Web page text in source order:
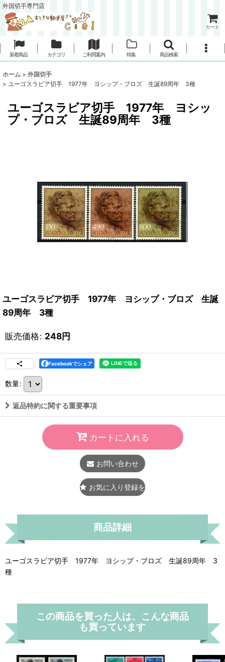
外国切手専門店
カート
新着商品 カテゴリ ご利用案内 特集 商品検索
ホーム > 外国切手
> ユーゴスラビア切手 1977年 ヨシップ・ブロズ 生誕89周年 3種
ユーゴスラビア切手 1977年 ヨシッ
プ・ブロズ 生誕89周年 3種
ユーゴスラビア切手 1977年 ヨシップ・ブロズ 生誕
89周年 3種
販売価格: 248円
Facebookでシェア
数量:
返品特約に関する重要事項
カートに入れる
お問い合わせ
お気に入り登録をする
商品詳細
ユーゴスラビア切手 1977年 ヨシップ・ブロズ 生誕89周年 3
種
この商品を買った人は、こんな商品
も買っています